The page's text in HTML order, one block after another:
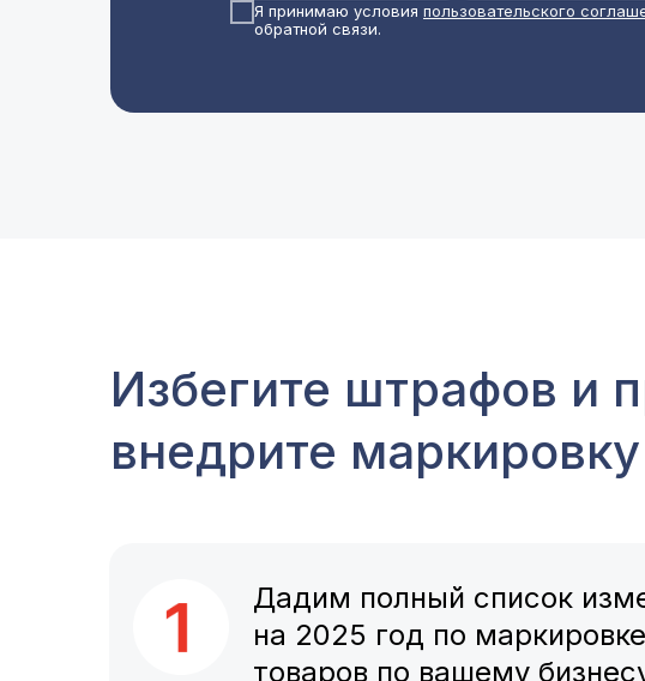
Я принимаю условия пользовательского
обратной связи.
Избегите штрафов и
внедрите
Дадим полный список
на 2025 год по маркировке
товаров по вашему